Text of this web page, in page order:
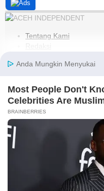
Tentang Kami
Redaksi
Pedoman Media Siber
Kebijakan Privasi
Jaringan Social
@2021-2026 PT. GLOBAL